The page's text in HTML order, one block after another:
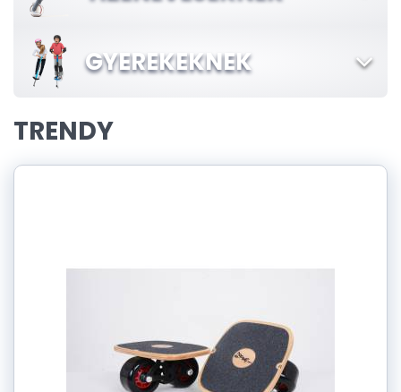
GYEREKEKNEK
TRENDY